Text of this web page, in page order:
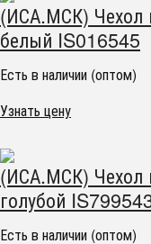
(ИСА.МСК) Чехол
белый IS016545
Есть в наличии (оптом)
Узнать цену
(ИСА.МСК) Чехол
голубой
Есть в наличии (оптом)